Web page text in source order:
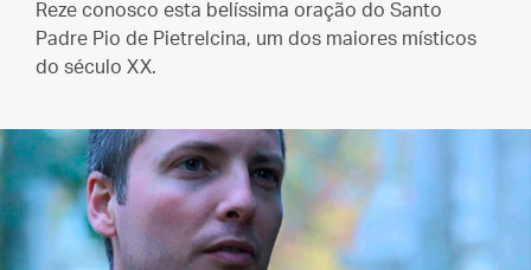
Reze conosco esta belíssima oração do Santo
Padre Pio de Pietrelcina, um dos maiores místicos
do século XX.